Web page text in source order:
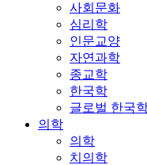
사회문화
심리학
인문교양
자연과학
종교학
한국학
글로벌 한국
의학
의학
치의학